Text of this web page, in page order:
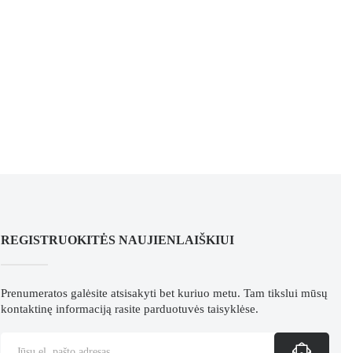
REGISTRUOKITĖS NAUJIENLAIŠKIUI
Prenumeratos galėsite atsisakyti bet kuriuo metu. Tam tikslui mūsų
kontaktinę informaciją rasite parduotuvės taisyklėse.